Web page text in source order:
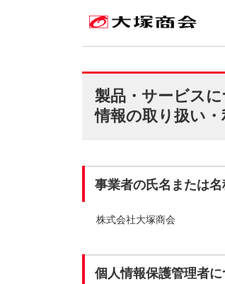
製品・サービス
情報の取り扱い・
事業者の氏名または名
株式会社大塚商会
個人情報保護管理者に